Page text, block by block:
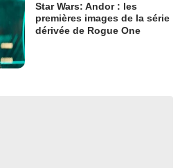
Star Wars: Andor : les
premières images de la série
dérivée de Rogue One